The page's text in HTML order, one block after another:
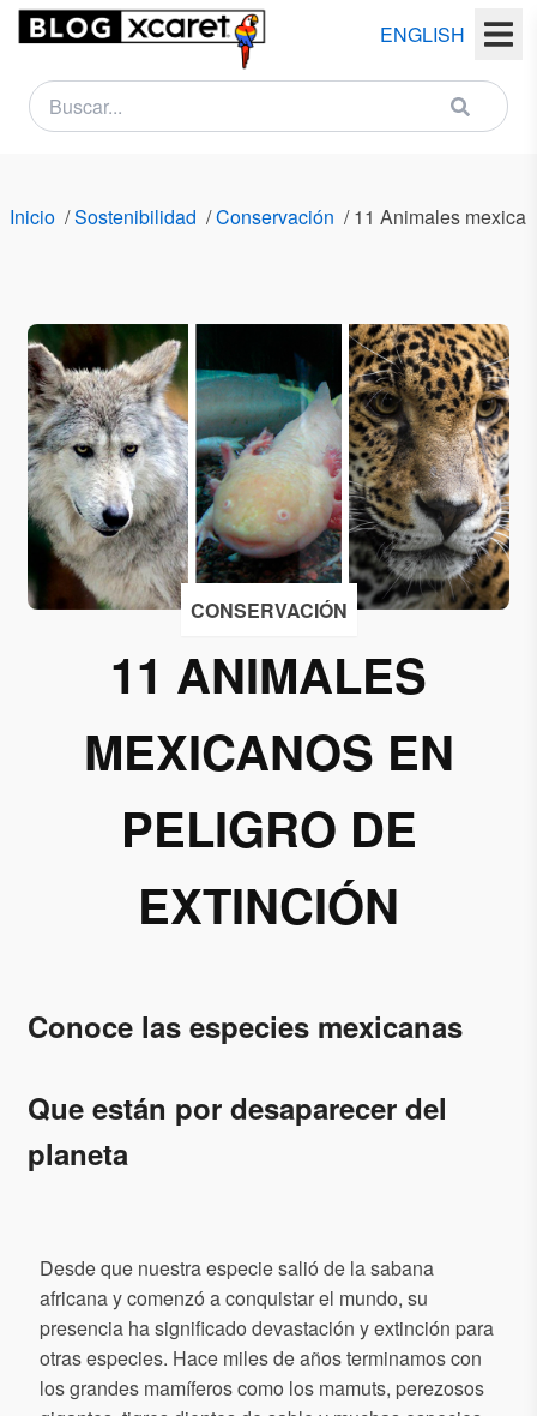
ENGLISH
Inicio /Sostenibilidad /Conservación /11 Animales
CONSERVACIÓN
11 ANIMALES
MEXICANOS EN
PELIGRO DE
EXTINCIÓN
Conoce las especies mexicanas
Que están por desaparecer del
planeta
Desde que nuestra especie salió de la sabana
africana y comenzó a conquistar el mundo, su
presencia ha significado devastación y extinción para
otras especies. Hace miles de años terminamos con
los grandes mamíferos como los mamuts, perezosos
NEWSLETTER
Nombre
(s)
Email
País
Acepto
recibir
Xcaret
permiso
a esta lista
Aceptar